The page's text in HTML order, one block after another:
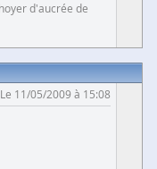
d'aucrée de
Le 11/05/2009 à 15:08